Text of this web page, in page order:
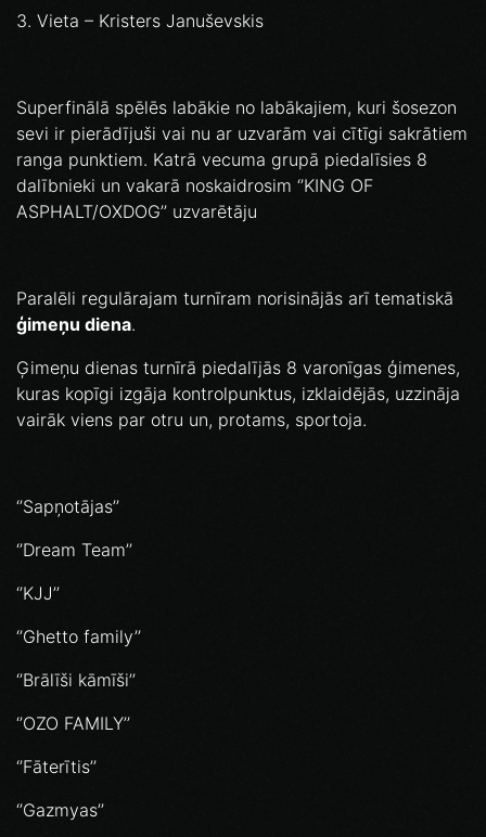
3. Vieta – Kristers Januševskis
Superfinālā spēlēs labākie no labākajiem, kuri šosezon
sevi ir pierādījuši vai nu ar uzvarām vai cītīgi sakrātiem
ranga punktiem. Katrā vecuma grupā piedalīsies 8
dalībnieki un vakarā noskaidrosim ‘’KING OF
ASPHALT/OXDOG’’ uzvarētāju
Paralēli regulārajam turnīram norisinājās arī tematiskā
ģimeņu diena.
Ģimeņu dienas turnīrā piedalījās 8 varonīgas ģimenes,
kuras kopīgi izgāja kontrolpunktus, izklaidējās, uzzināja
vairāk viens par otru un, protams, sportoja.
‘’Sapņotājas’’
‘’Dream Team’’
‘’KJJ’’
‘’Ghetto family’’
‘’Brālīši kāmīši’’
‘’OZO FAMILY’’
‘’Fāterītis’’
‘’Gazmyas’’